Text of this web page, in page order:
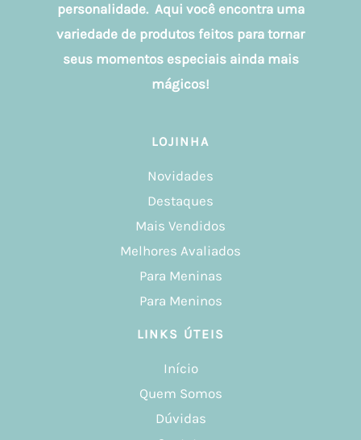
personalidade. Aqui você encontra uma
variedade de produtos feitos para tornar
seus momentos especiais ainda mais
mágicos!
LOJINHA
Novidades
Destaques
Mais Vendidos
Melhores Avaliados
Para Meninas
Para Meninos
LINKS ÚTEIS
Início
Quem Somos
Dúvidas